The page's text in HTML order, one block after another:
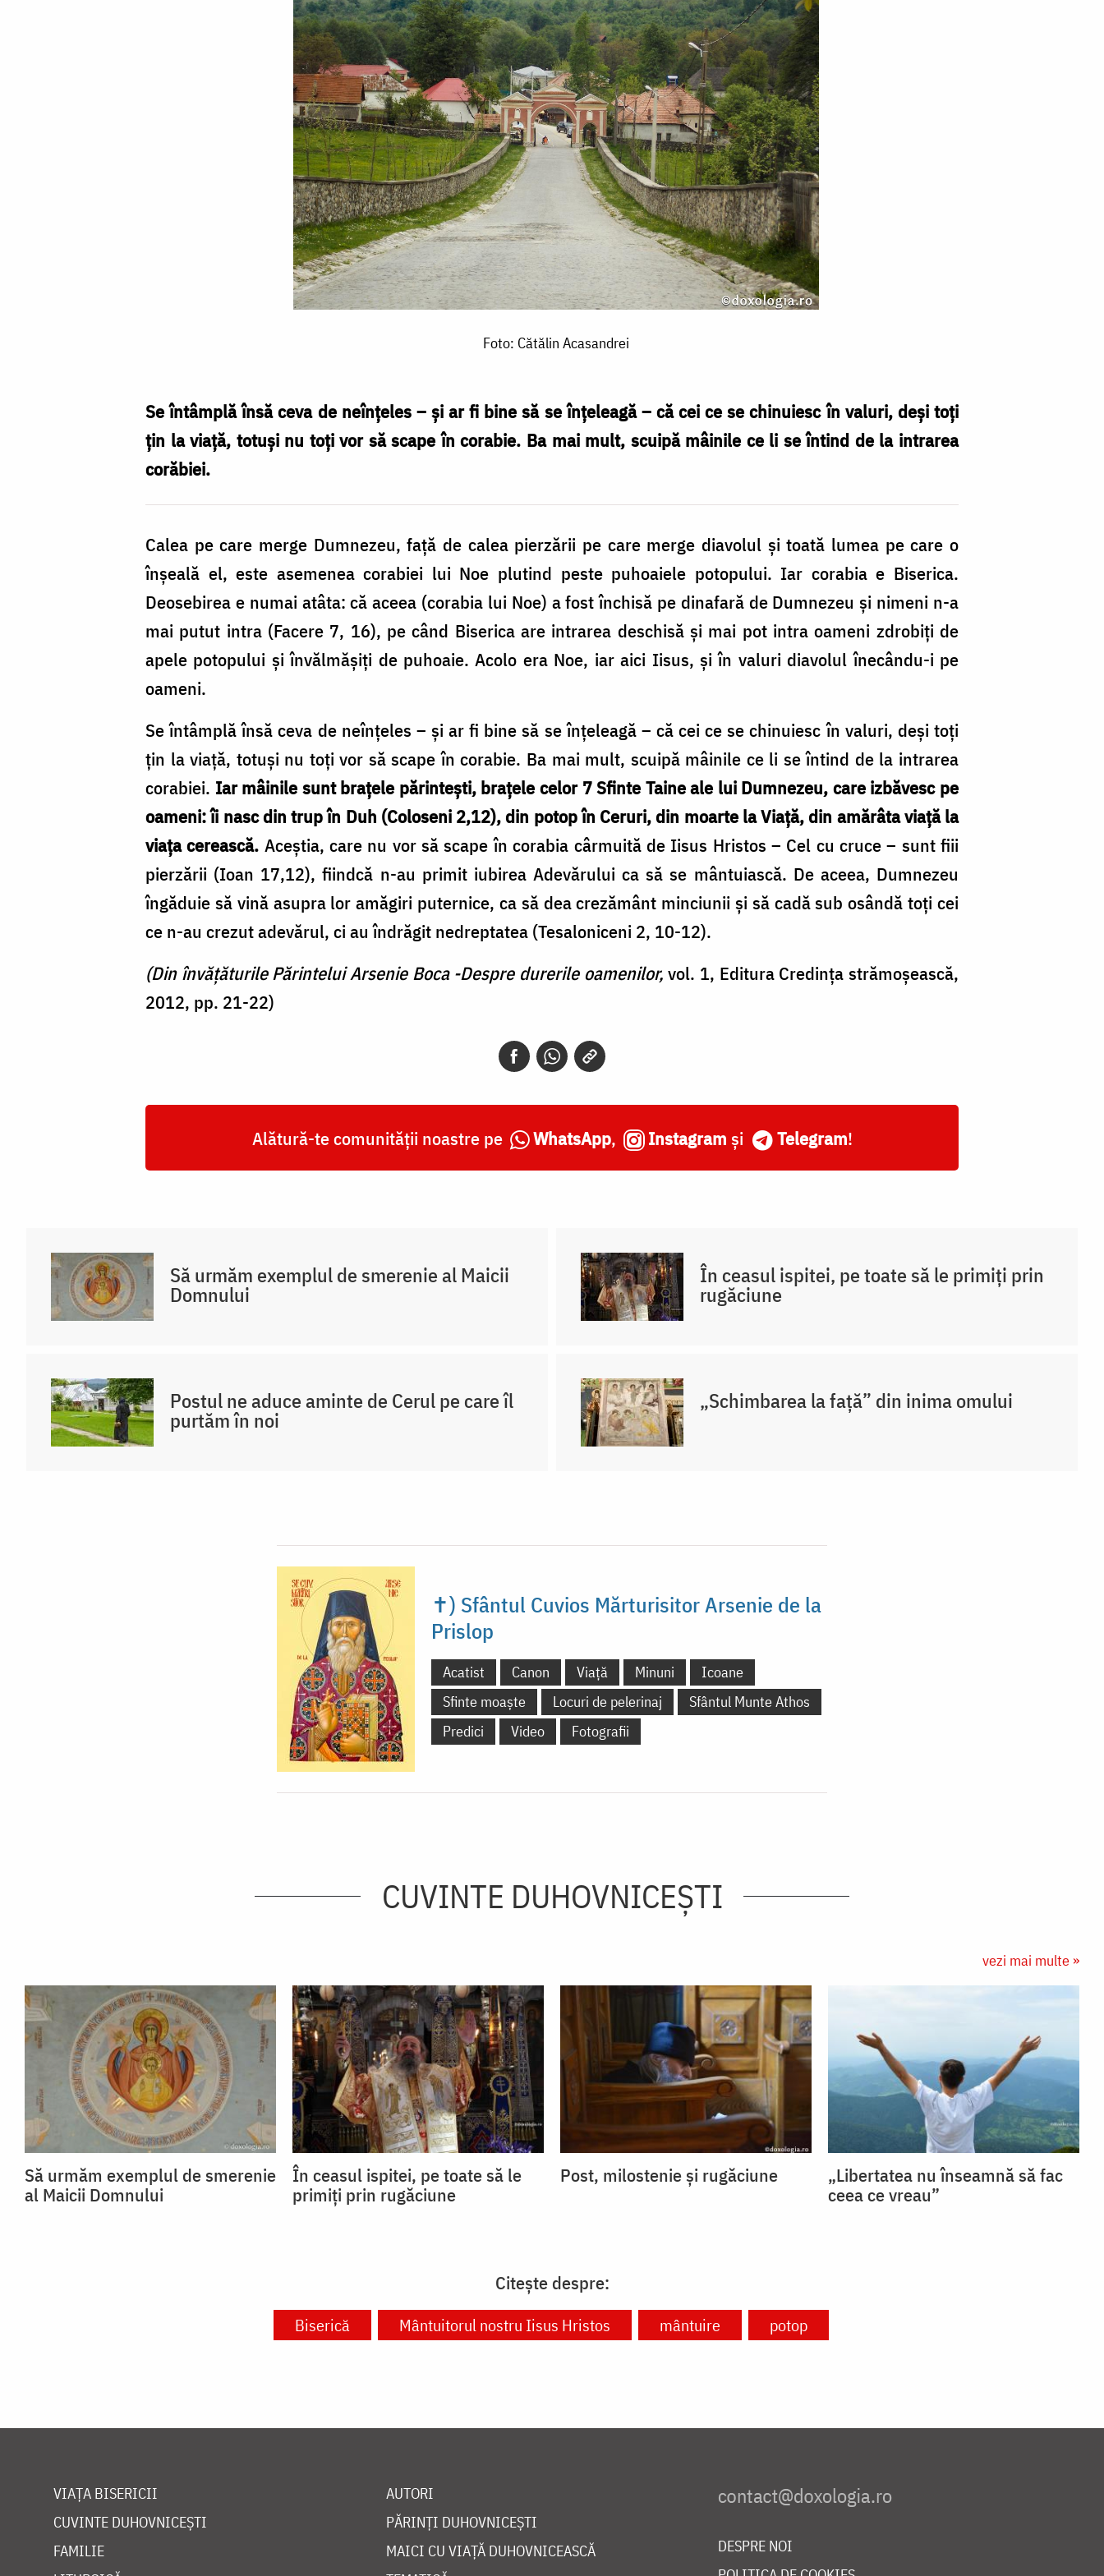
Foto: Cătălin Acasandrei
Se întâmplă însă ceva de neînţeles – şi ar fi bine să se înţeleagă – că cei ce se chinuiesc în valuri, deşi toţi
ţin la viaţă, totuşi nu toţi vor să scape în corabie. Ba mai mult, scuipă mâinile ce li se întind de la intrarea
corăbiei.
Calea pe care merge Dumnezeu, faţă de calea pierzării pe care merge diavolul şi toată lumea pe care o
înşeală el, este asemenea corabiei lui Noe plutind peste puhoaiele potopului. Iar corabia e Biserica.
Deosebirea e numai atâta: că aceea (corabia lui Noe) a fost închisă pe dinafară de Dumnezeu şi nimeni n-a
mai putut intra (Facere 7, 16), pe când Biserica are intrarea deschisă şi mai pot intra oameni zdrobiţi de
apele potopului şi învălmăşiţi de puhoaie. Acolo era Noe, iar aici Iisus, şi în valuri diavolul înecându-i pe
oameni.
Se întâmplă însă ceva de neînţeles – şi ar fi bine să se înţeleagă – că cei ce se chinuiesc în valuri, deşi toţi
ţin la viaţă, totuşi nu toţi vor să scape în corabie. Ba mai mult, scuipă mâinile ce li se întind de la intrarea
corabiei. Iar mâinile sunt braţele părinteşti, braţele celor 7 Sfinte Taine ale lui Dumnezeu, care izbăvesc pe
oameni: îi nasc din trup în Duh (Coloseni 2,12), din potop în Ceruri, din moarte la Viaţă, din amărâta viaţă la
viaţa cerească. Aceştia, care nu vor să scape în corabia cârmuită de Iisus Hristos – Cel cu cruce – sunt fiii
pierzării (Ioan 17,12), fiindcă n-au primit iubirea Adevărului ca să se mântuiască. De aceea, Dumnezeu
îngăduie să vină asupra lor amăgiri puternice, ca să dea crezământ minciunii şi să cadă sub osândă toţi cei
ce n-au crezut adevărul, ci au îndrăgit nedreptatea (Tesaloniceni 2, 10-12).
(Din învăţăturile Părintelui Arsenie Boca -Despre durerile oamenilor,vol. 1, Editura Credinţa strămoşească,
2012, pp. 21-22)
Alătură-te comunității noastre pe WhatsApp, Instagram și Telegram!
Să urmăm exemplul de smerenie al Maicii
Domnului
În ceasul ispitei, pe toate să le primiți prin
rugăciune
Postul ne aduce aminte de Cerul pe care îl
purtăm în noi
„Schimbarea la față” din inima omului
✝) Sfântul Cuvios Mărturisitor Arsenie de la
Prislop
Acatist Canon Viață Minuni
Icoane
Sfinte moaște
Locuri de pelerinaj
Sfântul Munte Athos
Predici
Video Fotografii
CUVINTE DUHOVNICEȘTI
vezi mai multe »
Să urmăm exemplul de smerenie
al Maicii Domnului
În ceasul ispitei, pe toate să le
primiți prin rugăciune
Post, milostenie și rugăciune
„Libertatea nu înseamnă să fac
ceea ce vreau”
Citește despre:
Biserică Mântuitorul nostru Iisus Hristos mântuire potop
VIAȚA BISERICII
CUVINTE DUHOVNICEȘTI
FAMILIE
AUTORI
PĂRINȚI DUHOVNICEȘTI
MAICI CU VIAȚĂ DUHOVNICEASCĂ
DESPRE NOI